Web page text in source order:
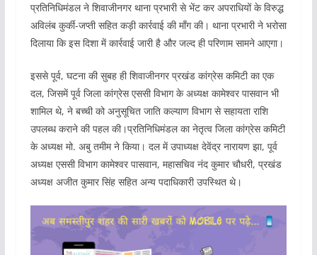
प्रतिनिधिमंडल ने शिवाजीनगर थाना प्रभारी से भेंट कर अपराधियों के विरुद्ध
अविलंब कुर्की-जप्ती सहित कड़ी कार्रवाई की माँग की। थाना प्रभारी ने भरोसा
दिलाया कि इस दिशा में कार्रवाई जारी है और जल्द ही परिणाम सामने आएगा।
इससे पूर्व, घटना की सुबह ही शिवाजीनगर प्रखंड कांग्रेस कमिटी का एक
दल, जिसमें पूर्व जिला कांग्रेस एससी विभाग के अध्यक्ष कामेश्वर पासवान भी
शामिल थे, ने बच्ची को अनुसूचित जाति कल्याण विभाग से सहायता राशि
उपलब्ध कराने की पहल की।प्रतिनिधिमंडल का नेतृत्व जिला कांग्रेस कमिटी
के अध्यक्ष मो. अबु तमीम ने किया। दल में उपाध्यक्ष देवेंद्र नारायण झा, पूर्व
अध्यक्ष एससी विभाग कामेश्वर पासवान, महासचिव नंद कुमार चौधरी, प्रखंड
अध्यक्ष अजीत कुमार सिंह सहित अन्य पदाधिकारी उपस्थित थे।